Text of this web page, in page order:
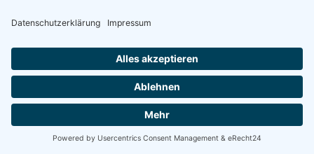
Service-Ansatz garantiert Ihnen eine sorgenfreie
bis zur finalen Inbetriebnahme.
100% kostenloses Erstgespräch